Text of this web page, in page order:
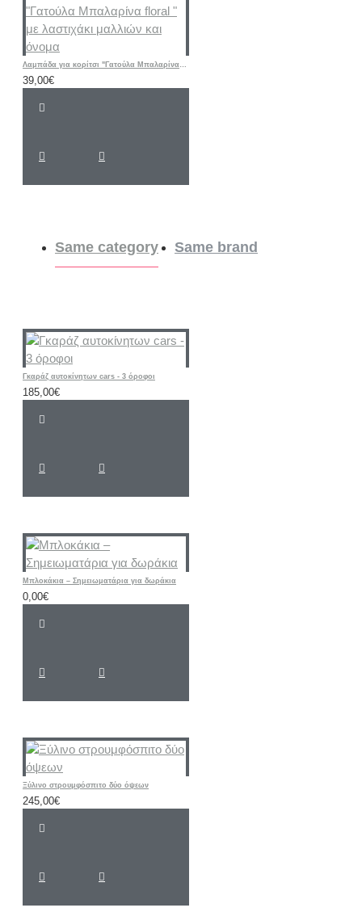
Λαμπάδα για κορίτσι "Γατούλα Μπαλαρίνα floral " με λαστιχάκι μαλλιών και όνομα
39,00€
Same category Same brand
Γκαράζ αυτοκίνητων cars - 3 όροφοι
185,00€
Μπλοκάκια – Σημειωματάρια για δωράκια
0,00€
Ξύλινο στρουμφόσπιτο δύο όψεων
245,00€